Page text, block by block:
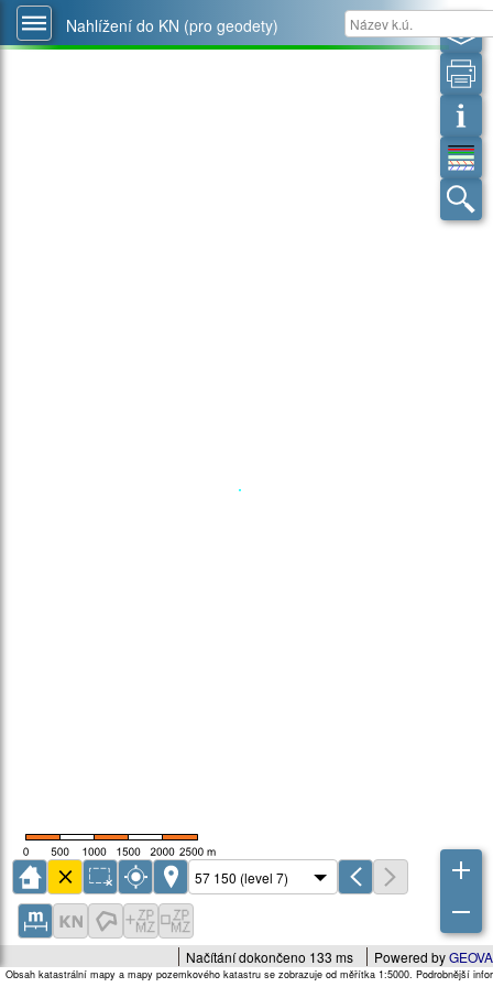
Nahlížení do KN (pro geodety)
Powered by
Načítání dokončeno 133 ms
Obsah katastrální mapy a mapy pozemkového katastru se zobrazuje od měřítka 1:5000. Podrobnější